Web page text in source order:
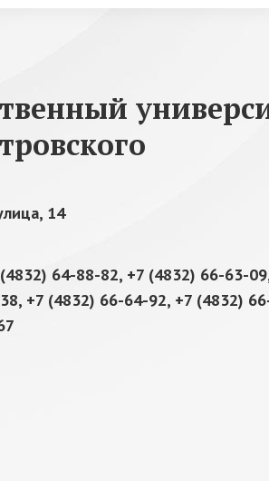
14
64-88-82, +7 (4832) 66-63-
+7 (4832) 66-64-92, +7 (4832)